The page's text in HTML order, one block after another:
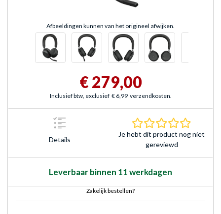
Afbeeldingen kunnen van het origineel afwijken.
€ 279,00
Inclusief btw, exclusief € 6,99 verzendkosten.
Details
Je hebt dit product nog niet
gereviewd
Leverbaar binnen 11 werkdagen
Zakelijk bestellen?